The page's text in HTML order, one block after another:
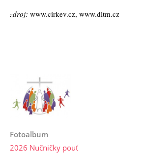
zdroj: www.cirkev.cz, www.dltm.cz
Fotoalbum
2026 Nučničky pouť